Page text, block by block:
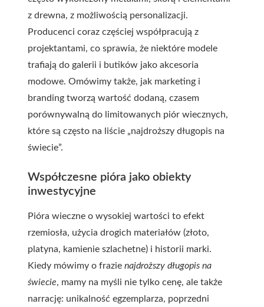
z drewna, z możliwością personalizacji.
Producenci coraz częściej współpracują z
projektantami, co sprawia, że niektóre modele
trafiają do galerii i butików jako akcesoria
modowe. Omówimy także, jak marketing i
branding tworzą wartość dodaną, czasem
porównywalną do limitowanych piór wiecznych,
które są często na liście „najdroższy długopis na
świecie”.
Współczesne pióra jako obiekty
inwestycyjne
Pióra wieczne o wysokiej wartości to efekt
rzemiosła, użycia drogich materiałów (złoto,
platyna, kamienie szlachetne) i historii marki.
Kiedy mówimy o frazie najdroższy długopis na
świecie, mamy na myśli nie tylko cenę, ale także
narrację: unikalność egzemplarza, poprzedni